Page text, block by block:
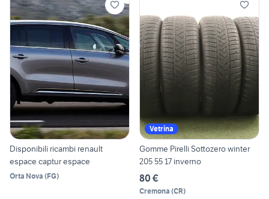
Disponibili ricambi renault
espace captur espace
Orta Nova (FG)
Vetrina
Gomme Pirelli Sottozero winter
205 55 17 inverno
80 €
Cremona (CR)